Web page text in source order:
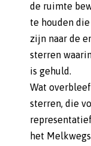
de ruimte
te houden
zijn naar de
sterren
is gehuld.
Wat
sterren, die
het